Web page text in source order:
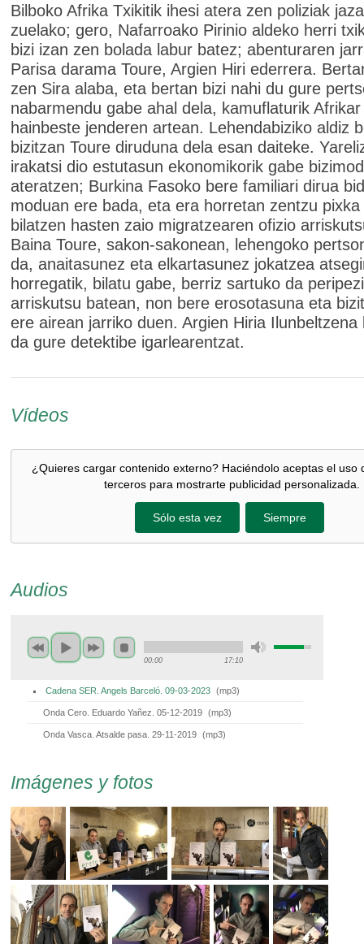
Bilboko Afrika Txikitik ihesi atera zen poliziak
zuelako; gero, Nafarroako Pirinio aldeko herri
bizi izan zen bolada labur batez; abenturaren
Parisa darama Toure, Argien Hiri ederrera.
zen Sira alaba, eta bertan bizi nahi du gure
nabarmendu gabe ahal dela, kamuflaturik
hainbeste jenderen artean. Lehendabiziko aldiz
bizitzan Toure diruduna dela esan daiteke.
irakatsi dio estutasun ekonomikorik gabe
ateratzen; Burkina Fasoko bere familiari dirua
moduan ere bada, eta era horretan zentzu pixka
bilatzen hasten zaio migratzearen ofizio
Baina Toure, sakon-sakonean, lehengoko
da, anaitasunez eta elkartasunez jokatzea
horregatik, bilatu gabe, berriz sartuko da
arriskutsu batean, non bere erosotasuna eta
ere airean jarriko duen. Argien Hiria Ilunbeltzena
da gure detektibe igarlearentzat.
Vídeos
¿Quieres cargar contenido externo? Haciéndolo aceptas el uso
terceros para mostrarte publicidad personalizada.
Sólo esta vez Siempre
Audios
00:00 17:10
Cadena SER. Angels Barceló. 09-03-2023 (mp3)
Onda Cero. Eduardo Yañez. 05-12-2019 (mp3)
Onda Vasca. Atsalde pasa. 29-11-2019 (mp3)
Imágenes y fotos